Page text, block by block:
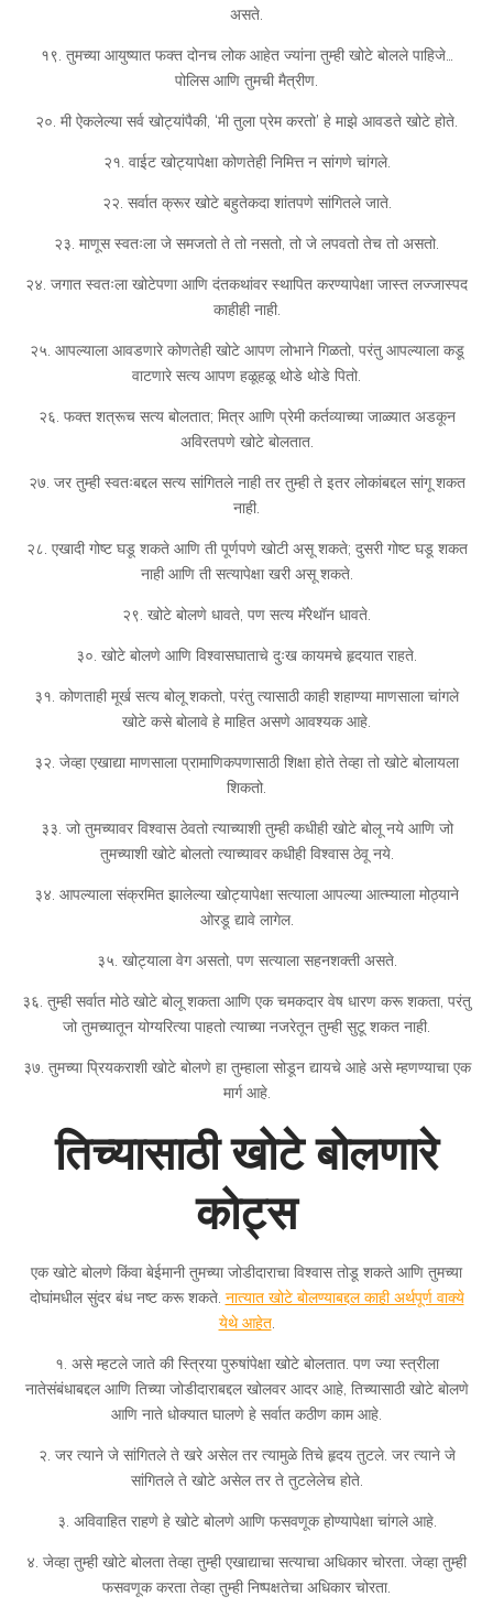
असते.
१९. तुमच्या आयुष्यात फक्त दोनच लोक आहेत ज्यांना तुम्ही खोटे बोलले पाहिजे…
पोलिस आणि तुमची मैत्रीण.
२०. मी ऐकलेल्या सर्व खोट्यांपैकी, ‘मी तुला प्रेम करतो’ हे माझे आवडते खोटे होते.
२१. वाईट खोट्यापेक्षा कोणतेही निमित्त न सांगणे चांगले.
२२. सर्वात क्रूर खोटे बहुतेकदा शांतपणे सांगितले जाते.
२३. माणूस स्वतःला जे समजतो ते तो नसतो, तो जे लपवतो तेच तो असतो.
२४. जगात स्वतःला खोटेपणा आणि दंतकथांवर स्थापित करण्यापेक्षा जास्त लज्जास्पद
काहीही नाही.
२५. आपल्याला आवडणारे कोणतेही खोटे आपण लोभाने गिळतो, परंतु आपल्याला कडू
वाटणारे सत्य आपण हळूहळू थोडे थोडे पितो.
२६. फक्त शत्रूच सत्य बोलतात; मित्र आणि प्रेमी कर्तव्याच्या जाळ्यात अडकून
अविरतपणे खोटे बोलतात.
२७. जर तुम्ही स्वतःबद्दल सत्य सांगितले नाही तर तुम्ही ते इतर लोकांबद्दल सांगू शकत
नाही.
२८. एखादी गोष्ट घडू शकते आणि ती पूर्णपणे खोटी असू शकते; दुसरी गोष्ट घडू शकत
नाही आणि ती सत्यापेक्षा खरी असू शकते.
२९. खोटे बोलणे धावते, पण सत्य मॅरेथॉन धावते.
३०. खोटे बोलणे आणि विश्वासघाताचे दुःख कायमचे हृदयात राहते.
३१. कोणताही मूर्ख सत्य बोलू शकतो, परंतु त्यासाठी काही शहाण्या माणसाला चांगले
खोटे कसे बोलावे हे माहित असणे आवश्यक आहे.
३२. जेव्हा एखाद्या माणसाला प्रामाणिकपणासाठी शिक्षा होते तेव्हा तो खोटे बोलायला
शिकतो.
३३. जो तुमच्यावर विश्वास ठेवतो त्याच्याशी तुम्ही कधीही खोटे बोलू नये आणि जो
तुमच्याशी खोटे बोलतो त्याच्यावर कधीही विश्वास ठेवू नये.
३४. आपल्याला संक्रमित झालेल्या खोट्यापेक्षा सत्याला आपल्या आत्म्याला मोठ्याने
ओरडू द्यावे लागेल.
३५. खोट्याला वेग असतो, पण सत्याला सहनशक्ती असते.
३६. तुम्ही सर्वात मोठे खोटे बोलू शकता आणि एक चमकदार वेष धारण करू शकता, परंतु
जो तुमच्यातून योग्यरित्या पाहतो त्याच्या नजरेतून तुम्ही सुटू शकत नाही.
३७. तुमच्या प्रियकराशी खोटे बोलणे हा तुम्हाला सोडून द्यायचे आहे असे म्हणण्याचा एक
मार्ग आहे.
तिच्यासाठी खोटे बोलणारे
कोट्स
एक खोटे बोलणे किंवा बेईमानी तुमच्या जोडीदाराचा विश्वास तोडू शकते आणि तुमच्या
दोघांमधील सुंदर बंध नष्ट करू शकते. नात्यात खोटे बोलण्याबद्दल काही अर्थपूर्ण वाक्ये
येथे आहेत.
१. असे म्हटले जाते की स्त्रिया पुरुषांपेक्षा खोटे बोलतात. पण ज्या स्त्रीला
नातेसंबंधाबद्दल आणि तिच्या जोडीदाराबद्दल खोलवर आदर आहे, तिच्यासाठी खोटे बोलणे
आणि नाते धोक्यात घालणे हे सर्वात कठीण काम आहे.
२. जर त्याने जे सांगितले ते खरे असेल तर त्यामुळे तिचे हृदय तुटले. जर त्याने जे
सांगितले ते खोटे असेल तर ते तुटलेलेच होते.
३. अविवाहित राहणे हे खोटे बोलणे आणि फसवणूक होण्यापेक्षा चांगले आहे.
४. जेव्हा तुम्ही खोटे बोलता तेव्हा तुम्ही एखाद्याचा सत्याचा अधिकार चोरता. जेव्हा तुम्ही
फसवणूक करता तेव्हा तुम्ही निष्पक्षतेचा अधिकार चोरता.